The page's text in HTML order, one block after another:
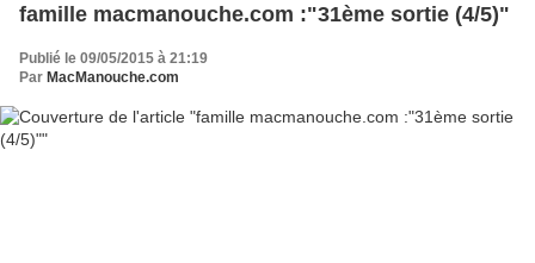
famille macmanouche.com :"31ème sortie (4/5)"
Publié le 09/05/2015 à 21:19
Par MacManouche.com